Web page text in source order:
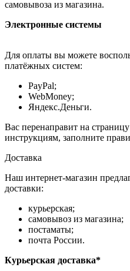
самовывоза из магазина.
Электронные системы
Для оплаты вы можете
платёжных систем:
PayPal;
WebMoney;
Яндекс.Деньги.
Вас перенаправит на
инструкциям, заполните
Доставка
Наш интернет-магазин
доставки:
курьерская;
самовывоз из магазина;
постаматы;
почта России.
Курьерская доставка*